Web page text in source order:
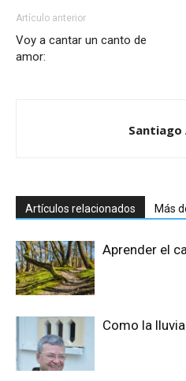
Artículo anterior
Voy a cantar un canto de
amor:
Santiago
Artículos relacionados Más
Aprender el
Como la